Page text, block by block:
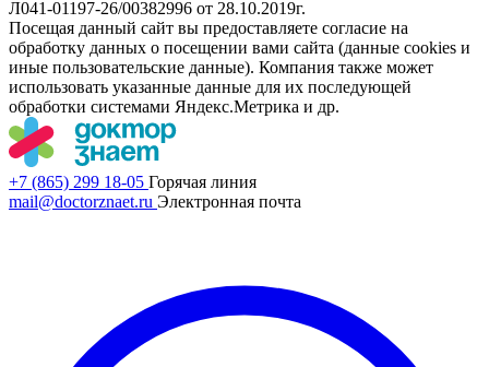
Л041-01197-26/00382996 от 28.10.2019г.
Посещая данный сайт вы предоставляете согласие на
обработку данных о посещении вами сайта (данные cookies и
иные пользовательские данные). Компания также может
использовать указанные данные для их последующей
обработки системами Яндекс.Метрика и др.
+7 (865) 299 18-05 Горячая линия
mail@doctorznaet.ru Электронная почта